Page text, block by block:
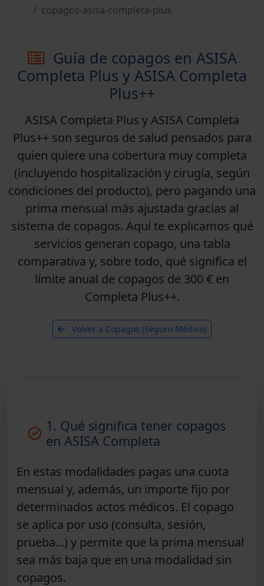
copagos-asisa-completa-plus
Guía de copagos en ASISA
Completa Plus y ASISA Completa
Plus++
ASISA Completa Plus yASISA Completa
Plus++ son seguros de salud pensados para
quien quiere una cobertura muy completa
(incluyendo hospitalización y cirugía, según
condiciones del producto), pero pagando una
prima mensual más ajustada gracias al
sistema de copagos. Aquí te explicamos qué
servicios generan copago, una tabla
comparativa y, sobre todo, qué significa el
límite anual de copagos de 300 € en
Completa Plus++.
Volver a Copagos (Seguro Médico)
1. Qué significa tener copagos
en ASISA Completa
En estas modalidades pagas una cuota
mensual y, además, un importe fijo por
determinados actos médicos. El copago
se aplica por uso (consulta, sesión,
prueba...) y permite que la prima mensual
sea más baja que en una modalidad sin
copagos.